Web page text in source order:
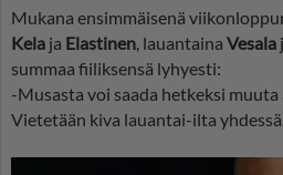
Mukana ensimmäisenä
Kela ja Elastinen, lauantaina Vesala
summaa fiiliksensä lyhyesti:
-Musasta voi saada hetkeksi
Vietetään kiva lauantai-ilta